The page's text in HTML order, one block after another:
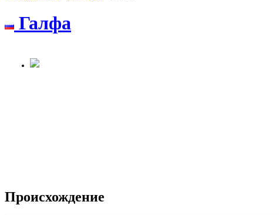
Галфа
Происхождение